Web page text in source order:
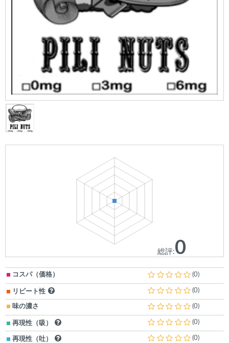
総評:0
コスパ（価格） (0)
リピート性 (0)
味の濃さ (0)
再現性（吸） (0)
再現性（吐） (0)